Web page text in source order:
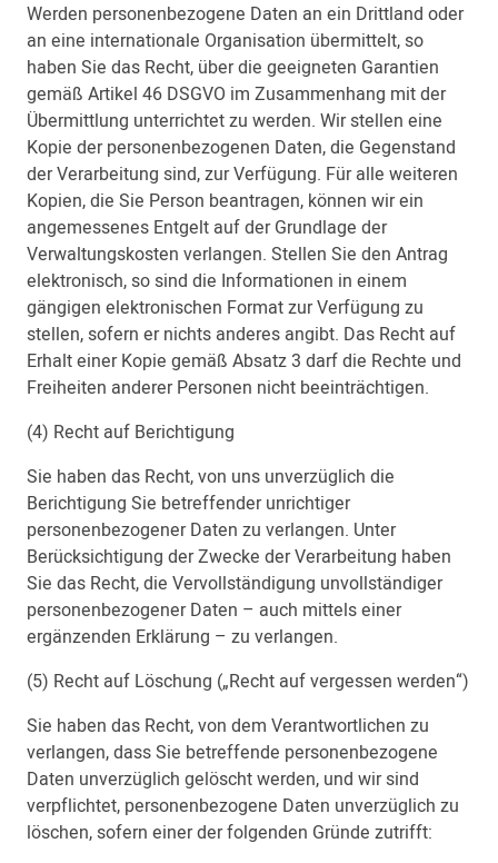
Werden personenbezogene Daten an ein Drittland oder
an eine internationale Organisation übermittelt, so
haben Sie das Recht, über die geeigneten Garantien
gemäß Artikel 46 DSGVO im Zusammenhang mit der
Übermittlung unterrichtet zu werden. Wir stellen eine
Kopie der personenbezogenen Daten, die Gegenstand
der Verarbeitung sind, zur Verfügung. Für alle weiteren
Kopien, die Sie Person beantragen, können wir ein
angemessenes Entgelt auf der Grundlage der
Verwaltungskosten verlangen. Stellen Sie den Antrag
elektronisch, so sind die Informationen in einem
gängigen elektronischen Format zur Verfügung zu
stellen, sofern er nichts anderes angibt. Das Recht auf
Erhalt einer Kopie gemäß Absatz 3 darf die Rechte und
Freiheiten anderer Personen nicht beeinträchtigen.
(4) Recht auf Berichtigung
Sie haben das Recht, von uns unverzüglich die
Berichtigung Sie betreffender unrichtiger
personenbezogener Daten zu verlangen. Unter
Berücksichtigung der Zwecke der Verarbeitung haben
Sie das Recht, die Vervollständigung unvollständiger
personenbezogener Daten – auch mittels einer
ergänzenden Erklärung – zu verlangen.
(5) Recht auf Löschung („Recht auf vergessen werden“)
Sie haben das Recht, von dem Verantwortlichen zu
verlangen, dass Sie betreffende personenbezogene
Daten unverzüglich gelöscht werden, und wir sind
verpflichtet, personenbezogene Daten unverzüglich zu
löschen, sofern einer der folgenden Gründe zutrifft: